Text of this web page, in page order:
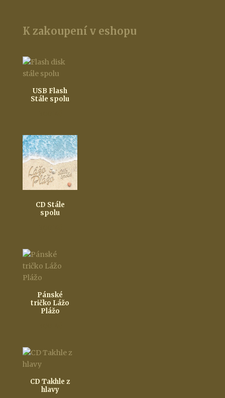
K zakoupení v eshopu
USB Flash
Stále spolu
CD Stále
spolu
Pánské
tričko Lážo
Plážo
CD Takhle z
hlavy